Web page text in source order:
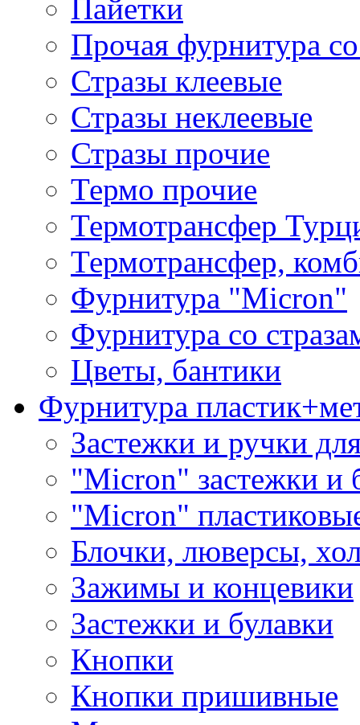
Пайетки
Прочая фурнитура
Стразы клеевые
Стразы неклеевые
Стразы прочие
Термо прочие
Термотрансфер
Термотрансфер,
Фурнитура "Micron"
Фурнитура со
Цветы, бантики
Фурнитура
Застежки и ручки
"Micron" застежки и
"Micron"
Блочки, люверсы,
Зажимы и концевики
Застежки и булавки
Кнопки
Кнопки пришивные